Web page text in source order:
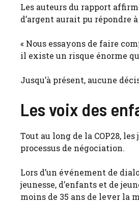
Les auteurs du rapport
d’argent aurait pu répondre
« Nous essayons de faire
il existe un risque énorme
Jusqu’à présent, aucune
Les voix des
Tout au long de la COP28,
processus de négociation.
Lors d’un événement de
jeunesse, d’enfants et de
moins de 35 ans de lever la